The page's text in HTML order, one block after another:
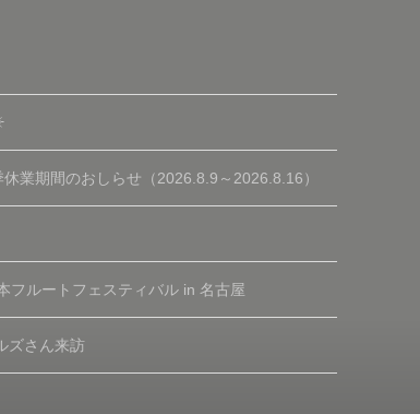
業期間のおしらせ（2026.8.9～2026.8.16）
フルートフェスティバル in 名古屋
ズさん来訪